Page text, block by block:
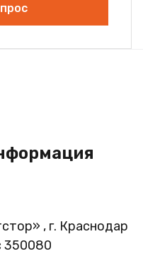
, г. Краснодар
350080